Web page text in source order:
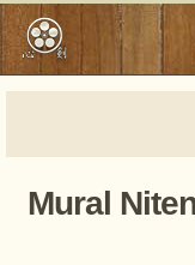
Mural